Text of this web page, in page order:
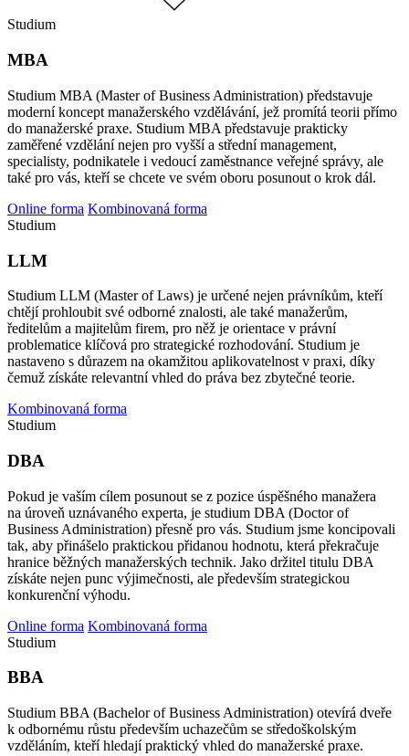
Studium
MBA
Studium MBA (Master of Business Administration) představuje
moderní koncept manažerského vzdělávání, jež promítá teorii přímo
do manažerské praxe. Studium MBA představuje prakticky
zaměřené vzdělání nejen pro vyšší a střední management,
specialisty, podnikatele i vedoucí zaměstnance veřejné správy, ale
také pro vás, kteří se chcete ve svém oboru posunout o krok dál.
Online forma Kombinovaná forma
Studium
LLM
Studium LLM (Master of Laws) je určené nejen právníkům, kteří
chtějí prohloubit své odborné znalosti, ale také manažerům,
ředitelům a majitelům firem, pro něž je orientace v právní
problematice klíčová pro strategické rozhodování. Studium je
nastaveno s důrazem na okamžitou aplikovatelnost v praxi, díky
čemuž získáte relevantní vhled do práva bez zbytečné teorie.
Kombinovaná forma
Studium
DBA
Pokud je vaším cílem posunout se z pozice úspěšného manažera
na úroveň uznávaného experta, je studium DBA (Doctor of
Business Administration) přesně pro vás. Studium jsme koncipovali
tak, aby přinášelo praktickou přidanou hodnotu, která překračuje
hranice běžných manažerských technik. Jako držitel titulu DBA
získáte nejen punc výjimečnosti, ale především strategickou
konkurenční výhodu.
Online forma Kombinovaná forma
Studium
BBA
Studium BBA (Bachelor of Business Administration) otevírá dveře
k odbornému růstu především uchazečům se středoškolským
vzděláním, kteří hledají praktický vhled do manažerské praxe.